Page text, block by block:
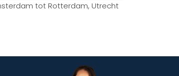
tot Rotterdam, Utrecht